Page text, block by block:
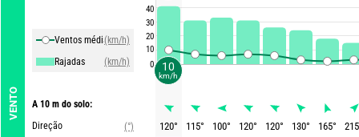
VENTO
Ventos média(km/h)
Rajadas
(km/h)
A 10 m do solo:
Direção
(°)
40
30
20
10
0
120° 115° 100° 120° 120° 130° 165°
215
10
km/h